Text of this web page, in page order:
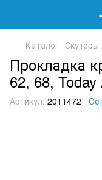
Каталог Скутеры
Прокладка
62, 68,
Артикул: 2011472